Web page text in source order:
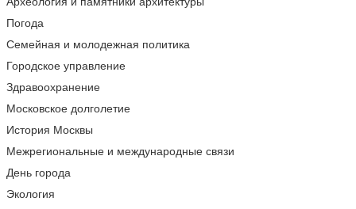
Погода
Семейная и молодежная политика
Городское управление
Здравоохранение
Московское долголетие
История Москвы
Межрегиональные и международные связи
День города
Экология